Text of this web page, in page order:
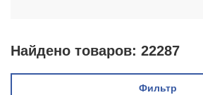
Найдено товаров: 22287
Фильтр